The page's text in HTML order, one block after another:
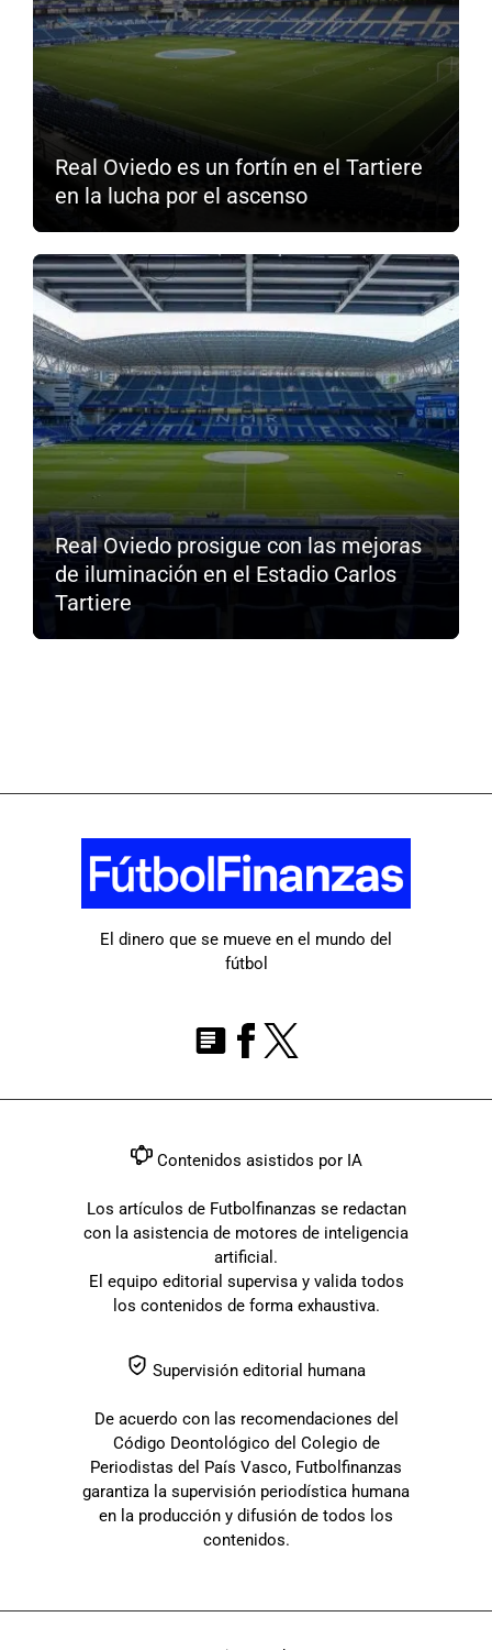
Real Oviedo es un fortín en el Tartiere
en la lucha por el ascenso
Real Oviedo prosigue con las mejoras
de iluminación en el Estadio Carlos
Tartiere
El dinero que se mueve en el mundo del
fútbol
Contenidos asistidos por IA
Los artículos de Futbolfinanzas se redactan
con la asistencia de motores de inteligencia
artificial.
El equipo editorial supervisa y valida todos
los contenidos de forma exhaustiva.
Supervisión editorial humana
De acuerdo con las recomendaciones del
Código Deontológico del Colegio de
Periodistas del País Vasco, Futbolfinanzas
garantiza la supervisión periodística humana
en la producción y difusión de todos los
contenidos.